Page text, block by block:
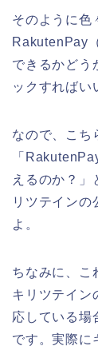
そのように色
RakutenPay
できるかどう
ックすればい
なので、こち
「
えるのか？」
リツテインの
よ。
ちなみに、こ
キリツテイン
応している場
です。実際に